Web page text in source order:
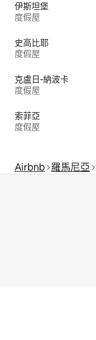
伊斯坦堡
度假屋
史高比耶
度假屋
克盧日-納波卡
度假屋
索菲亞
度假屋
Airbnb 羅馬尼亞